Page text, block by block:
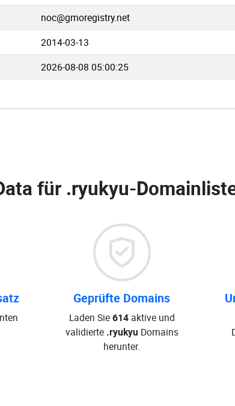
noc@gmoregistry.net
2014-03-13
2026-08-08 05:00:25
für .ryukyu-
Geprüfte Domains
Laden Sie614aktive und
validierte .ryukyu Domains
herunter.